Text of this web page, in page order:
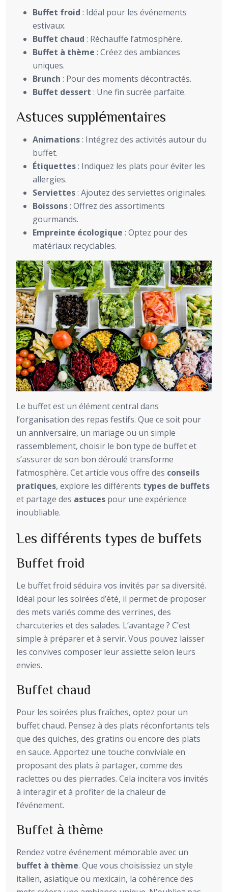
Buffet froid : Idéal pour les événements
estivaux.
Buffet chaud : Réchauffe l’atmosphère.
Buffet à thème : Créez des ambiances
uniques.
Brunch : Pour des moments décontractés.
Buffet dessert : Une fin sucrée parfaite.
Astuces supplémentaires
Animations: Intégrez des activités autour du
buffet.
Étiquettes: Indiquez les plats pour éviter les
allergies.
Serviettes: Ajoutez des serviettes originales.
Boissons: Offrez des assortiments
gourmands.
Empreinte écologique : Optez pour des
matériaux recyclables.
Le buffet est un élément central dans
l’organisation des repas festifs. Que ce soit pour
un anniversaire, un mariage ou un simple
rassemblement, choisir le bon type de buffet et
s’assurer de son bon déroulé transforme
l’atmosphère. Cet article vous offre des conseils
pratiques, explore les différents types de buffets
et partage des astuces pour une expérience
inoubliable.
Les différents types de buffets
Buffet froid
Le buffet froid séduira vos invités par sa diversité.
Idéal pour les soirées d’été, il permet de proposer
des mets variés comme des verrines, des
charcuteries et des salades. L’avantage ? C’est
simple à préparer et à servir. Vous pouvez laisser
les convives composer leur assiette selon leurs
envies.
Buffet chaud
Pour les soirées plus fraîches, optez pour un
buffet chaud. Pensez à des plats réconfortants tels
que des quiches, des gratins ou encore des plats
en sauce. Apportez une touche conviviale en
proposant des plats à partager, comme des
raclettes ou des pierrades. Cela incitera vos invités
à interagir et à profiter de la chaleur de
l’événement.
Buffet à thème
Rendez votre événement mémorable avec un
buffet à thème. Que vous choisissiez un style
italien, asiatique ou mexicain, la cohérence des